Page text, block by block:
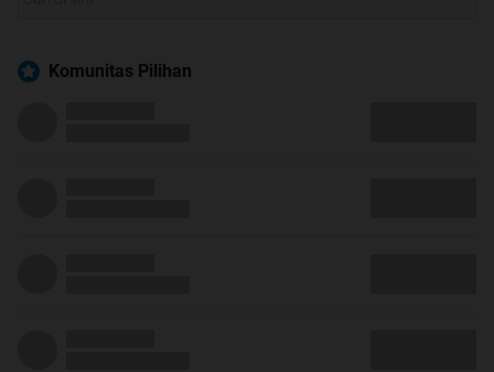
Komunitas Pilihan